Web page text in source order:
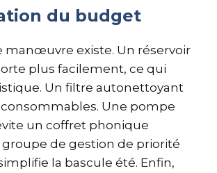
du budget
manœuvre existe. Un réservoir
plus facilement, ce qui
Un filtre autonettoyant
Une pompe
un coffret phonique
de gestion de priorité
la bascule été. Enfin,